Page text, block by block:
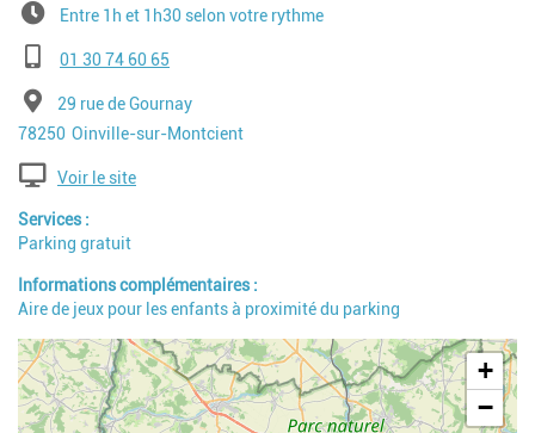
Entre 1h et 1h30 selon votre rythme
Téléphone01 30 74 60 65
Adresse29 rue de Gournay
Code postal
78250 Ville
Oinville-sur-Montcient
Voir le site
Services
Parking gratuit
Informations complémentaires
Aire de jeux pour les enfants à proximité du parking
Geolocalisation
+
−